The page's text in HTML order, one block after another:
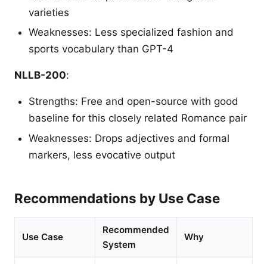
varieties
Weaknesses: Less specialized fashion and
sports vocabulary than GPT-4
NLLB-200:
Strengths: Free and open-source with good
baseline for this closely related Romance pair
Weaknesses: Drops adjectives and formal
markers, less evocative output
Recommendations by Use Case
Use Case
Recommended
System
Why